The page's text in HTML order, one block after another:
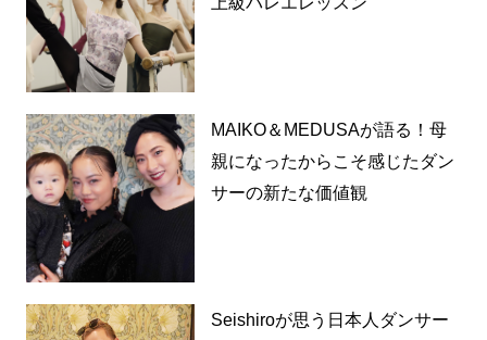
MAIKO＆MEDUSAが語る！母
親になったからこそ感じたダン
サーの新たな価値観
Seishiroが思う日本人ダンサー